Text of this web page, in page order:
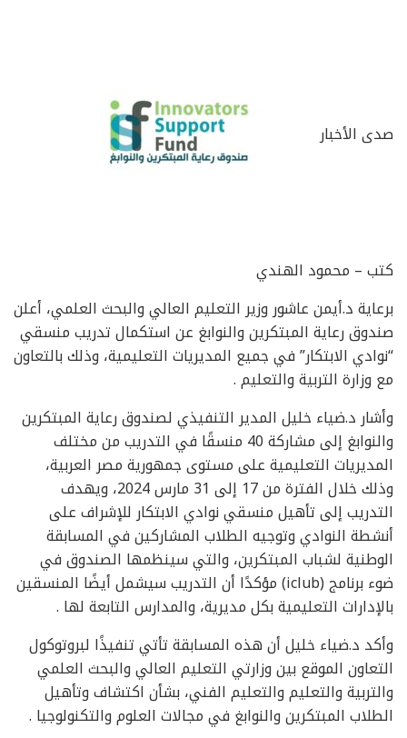
صدى الأخبار
كتب – محمود الهندي
برعاية د.أيمن عاشور وزير التعليم العالي والبحث العلمي، أعلن
صندوق رعاية المبتكرين والنوابغ عن استكمال تدريب منسقي
“نوادي الابتكار” في جميع المديريات التعليمية، وذلك بالتعاون
مع وزارة التربية والتعليم .
وأشار د.ضياء خليل المدير التنفيذي لصندوق رعاية المبتكرين
والنوابغ إلى مشاركة 40 منسقًا في التدريب من مختلف
المديريات التعليمية على مستوى جمهورية مصر العربية،
وذلك خلال الفترة من 17 إلى 31 مارس 2024، ويهدف
التدريب إلى تأهيل منسقي نوادي الابتكار للإشراف على
أنشطة النوادي وتوجيه الطلاب المشاركين في المسابقة
الوطنية لشباب المبتكرين، والتي سينظمها الصندوق في
ضوء برنامج (iclub) مؤكدًا أن التدريب سيشمل أيضًا المنسقين
بالإدارات التعليمية بكل مديرية، والمدارس التابعة لها .
وأكد د.ضياء خليل أن هذه المسابقة تأتي تنفيذًا لبروتوكول
التعاون الموقع بين وزارتي التعليم العالي والبحث العلمي
والتربية والتعليم والتعليم الفني، بشأن اكتشاف وتأهيل
الطلاب المبتكرين والنوابغ في مجالات العلوم والتكنولوجيا .